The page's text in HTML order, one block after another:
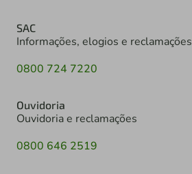
SAC
Informações, elogios e reclamações
0800 724 7220
Ouvidoria
Ouvidoria e reclamações
0800 646 2519